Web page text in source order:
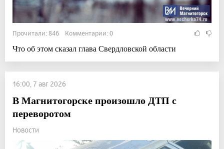
Прочитали: 846 Комментарии: 0
Что об этом сказал глава Свердловской области
16:00, 7 авг 2026
В Магнитогорске произошло ДТП с
переворотом
Новости